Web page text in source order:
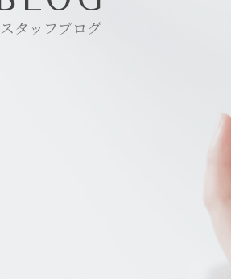
スタッフブログ